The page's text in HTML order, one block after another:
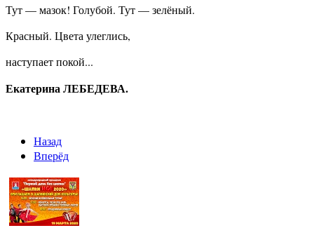
Тут — мазок! Голубой. Тут — зелёный.
Красный. Цвета улеглись,
наступает покой...
Екатерина ЛЕБЕДЕВА.
Назад
Вперёд